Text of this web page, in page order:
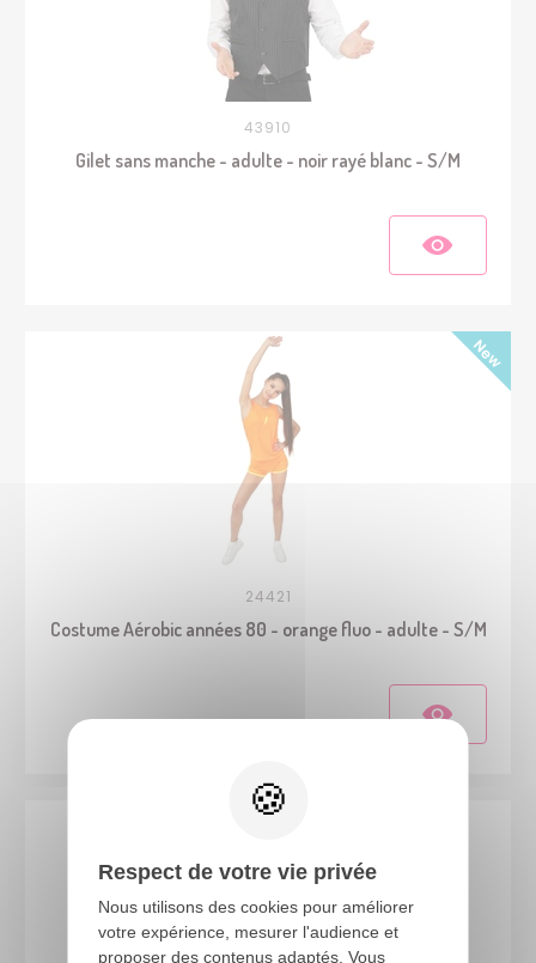
43910
Gilet sans manche - adulte - noir rayé blanc - S/M
24421
Costume Aérobic années 80 - orange fluo - adulte - S/M
Respect de votre vie privée
Nous utilisons des cookies pour améliorer
votre expérience, mesurer l'audience et
proposer des contenus adaptés. Vous